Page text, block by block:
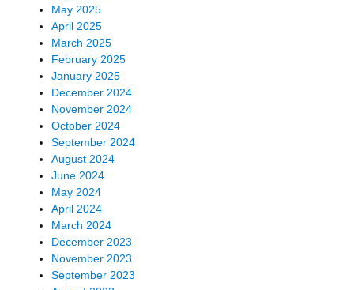
May 2025
April 2025
March 2025
February 2025
January 2025
December 2024
November 2024
October 2024
September 2024
August 2024
June 2024
May 2024
April 2024
March 2024
December 2023
November 2023
September 2023